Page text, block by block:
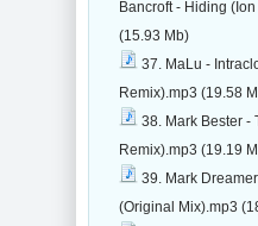
Bancroft - Hiding
(15.93 Mb)
37. MaLu -
Remix).mp3 (19.58
38. Mark Bester -
Remix).mp3 (19.19
39. Mark
(Original Mix).mp3